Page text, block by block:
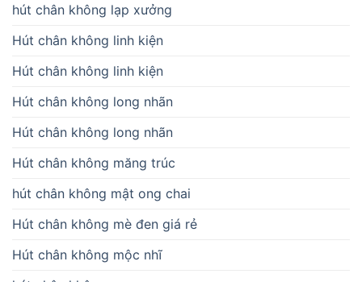
hút chân không lạp xưởng
Hút chân không linh kiện
Hút chân không linh kiện
Hút chân không long nhãn
Hút chân không long nhãn
Hút chân không măng trúc
hút chân không mật ong chai
Hút chân không mè đen giá rẻ
Hút chân không mộc nhĩ